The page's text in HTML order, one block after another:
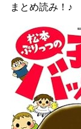
まとめ読み！♪